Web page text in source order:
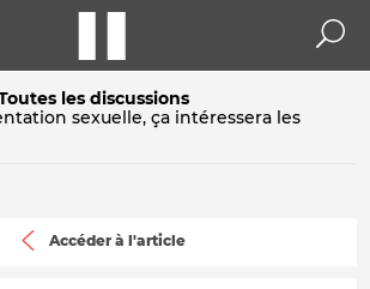
les discussions
sexuelle, ça intéressera les
Accéder à l'article